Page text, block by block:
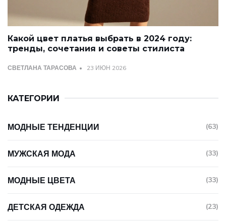
Какой цвет платья выбрать в 2024 году:
тренды, сочетания и советы стилиста
СВЕТЛАНА ТАРАСОВА 23 ИЮН 2026
КАТЕГОРИИ
МОДНЫЕ ТЕНДЕНЦИИ (63)
МУЖСКАЯ МОДА (33)
МОДНЫЕ ЦВЕТА (33)
ДЕТСКАЯ ОДЕЖДА (23)